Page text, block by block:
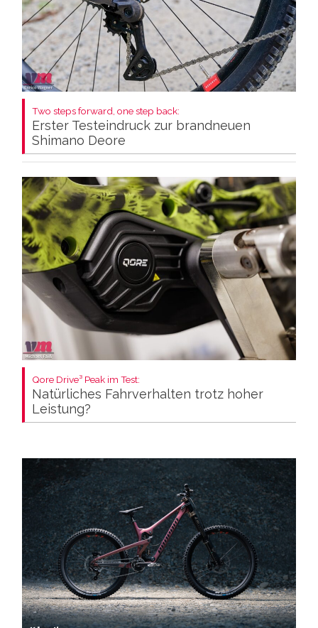
Two steps forward, one step back:
Erster Testeindruck zur brandneuen
Shimano Deore
Qore Drive³ Peak im Test:
Natürliches Fahrverhalten trotz hoher
Leistung?